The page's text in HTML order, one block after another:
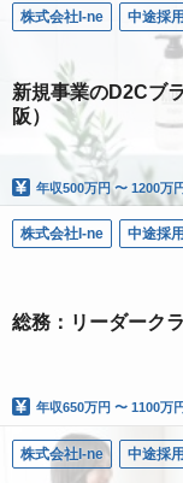
株式会社I-ne 中途採用
新規事業のD2Cブ
阪）
年収500万円 〜 1200万円
株式会社I-ne 中途採用
総務：リーダーク
年収650万円 〜 1100万円
株式会社I-ne 中途採用